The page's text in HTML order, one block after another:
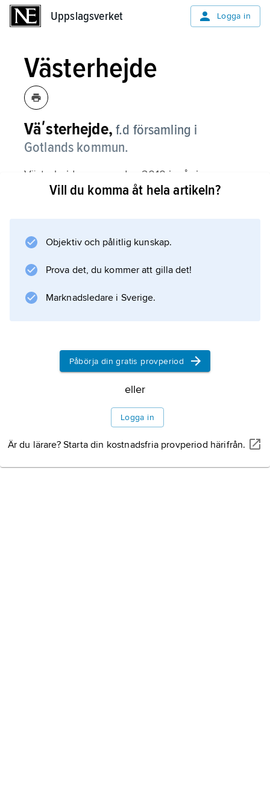
Uppslagsverket Logga in
Västerhejde
Väʹsterhejde, f.d församling i
Gotlands kommun.
Västerhejde, som sedan 2010 ingår i
församlingen
består av odlings- och skogsbygd, nu delvis
tätbebyggelse i väster.
Vill du komma åt hela artikeln?
Objektiv och pålitlig kunskap.
Prova det, du kommer att gilla det!
Marknadsledare i Sverige.
Påbörja din gratis provperiod
eller
Logga in
Är du lärare? Starta din kostnadsfria provperiod härifrån.